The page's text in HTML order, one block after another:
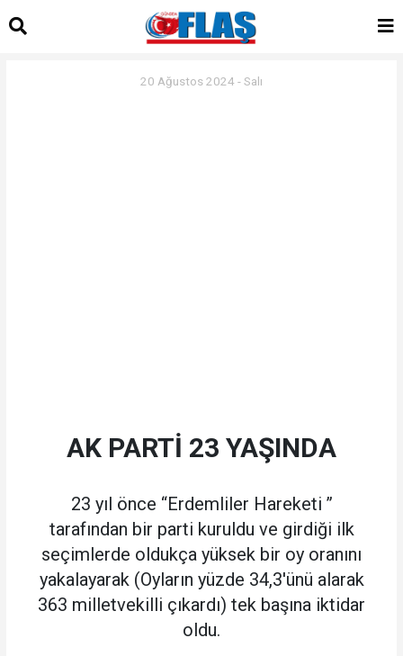
20 Ağustos 2024 - Salı
AK PARTİ 23 YAŞINDA
23 yıl önce ‘‘Erdemliler Hareketi ’’
tarafından bir parti kuruldu ve girdiği ilk
seçimlerde oldukça yüksek bir oy oranını
yakalayarak (Oyların yüzde 34,3'ünü alarak
363 milletvekilli çıkardı) tek başına iktidar
oldu.